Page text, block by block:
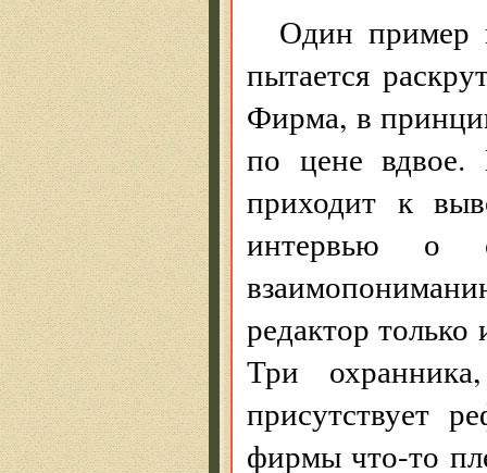
Один пример
пытается
Фирма, в
по цене вдвое.
приходит к
интервью о
редактор
Три
присутствует
фирмы что-то